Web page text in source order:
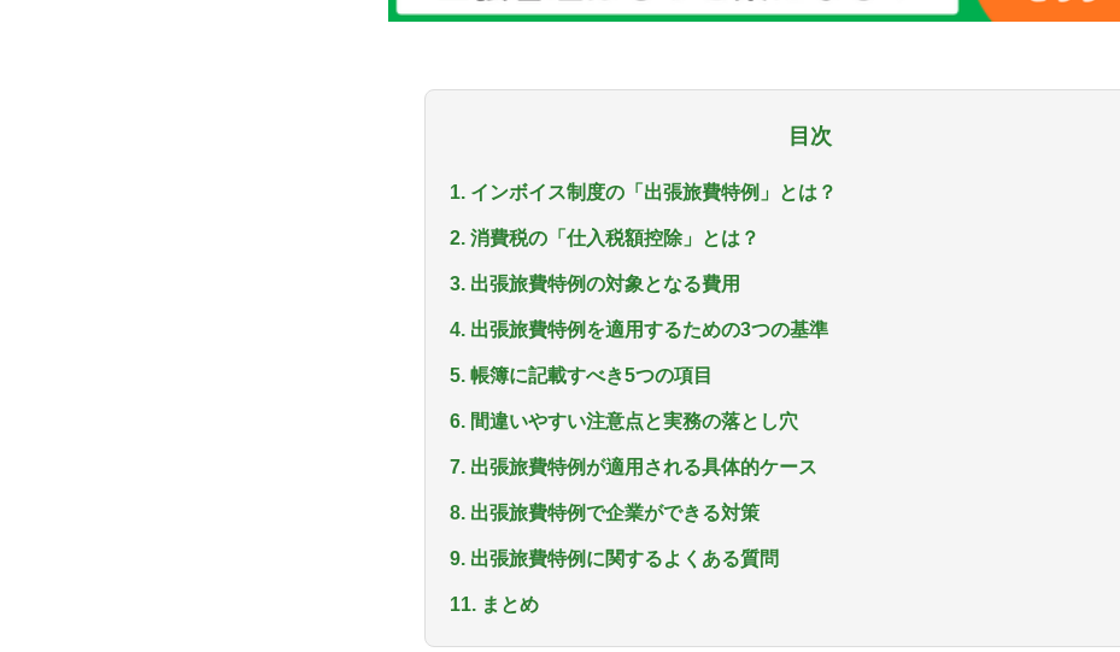
目次
1. インボイス制度の「出張旅費特例」とは？
2. 消費税の「仕入税額控除」とは？
3. 出張旅費特例の対象となる費用
4. 出張旅費特例を適用するための3つの基準
5. 帳簿に記載すべき5つの項目
6. 間違いやすい注意点と実務の落とし穴
7. 出張旅費特例が適用される具体的ケース
8. 出張旅費特例で企業ができる対策
9. 出張旅費特例に関するよくある質問
11. まとめ